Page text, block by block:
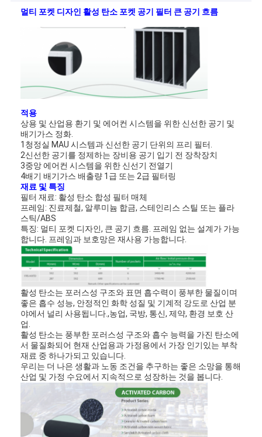
멀티 포켓 디자인 활성 탄소 포켓 공기 필터 큰 공기 흐름
적용
상용 및 산업용 환기 및 에어컨 시스템을 위한 신선한 공기 및
배기가스 정화.
1청정실 MAU 시스템과 신선한 공기 단위의 프리 필터.
2신선한 공기를 정제하는 장비용 공기 입기 전 장착장치
3중앙 에어컨 시스템을 위한 신선기 전열기
4배기 배기가스 배출량 1급 또는 2급 필터링
재료 및 특징
필터 재료: 활성 탄소 합성 필터 매체
프레임: 진료제철, 알루미늄 합금, 스테인리스 스틸 또는 플라
스틱/ABS
특징: 멀티 포켓 디자인, 큰 공기 흐름. 프레임 없는 설계가 가능
합니다. 프레임과 보호망은 재사용 가능합니다.
활성 탄소는 포러스성 구조와 표면 흡수력이 풍부한 물질이며
좋은 흡수 성능, 안정적인 화학 성질 및 기계적 강도로 산업 분
야에서 널리 사용됩니다.,농업, 국방, 통신, 제약, 환경 보호 산
업.
활성 탄소는 풍부한 포러스성 구조와 흡수 능력을 가진 탄소에
서 물질화되어 현재 산업용과 가정용에서 가장 인기있는 부착
재료 중 하나가되고 있습니다.
우리는 더 나은 생활과 노동 조건을 추구하는 좋은 소망을 통해
산업 및 가정 수요에서 지속적으로 성장하는 것을 봅니다.